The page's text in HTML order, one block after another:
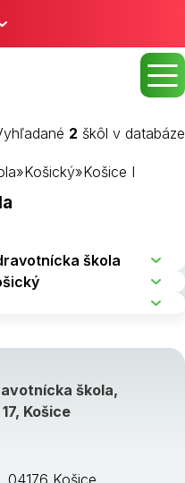
2 škôl v databáze
»Košický»Košice I
škola,
Košice
04176 Košice